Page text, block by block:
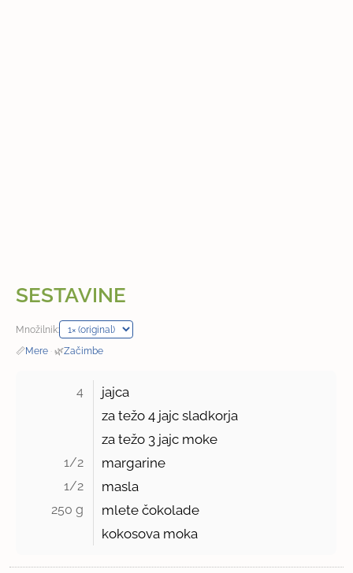
SESTAVINE
Množilnik:
📏Mere · 🌿Začimbe
4
jajca
za težo 4 jajc sladkorja
za težo 3 jajc moke
1/2 margarine
1/2 masla
250 g
mlete čokolade
kokosova moka